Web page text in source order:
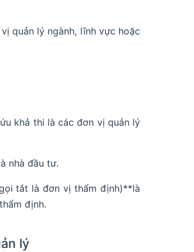
quản lý ngành, lĩnh vực hoặc
khả thi là các đơn vị quản lý
nhà đầu tư.
tắt là đơn vị thẩm định)**là
định.
lý